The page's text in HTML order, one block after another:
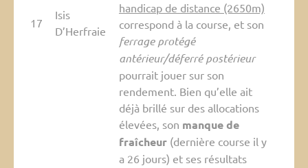
17
Isis
D’Herfraie
handicap de distance (2650m)
correspond à la course, et son
ferrage protégé
antérieur/déferré postérieur
pourrait jouer sur son
rendement. Bien qu’elle ait
déjà brillé sur des allocations
élevées, son manque de
fraîcheur(dernière course il y
a 26 jours) et ses résultats